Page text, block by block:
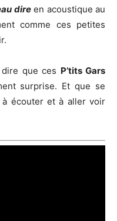
direen acoustique au
comme ces petites
que ces P’tits Gars
surprise. Et que se
écouter et à aller voir